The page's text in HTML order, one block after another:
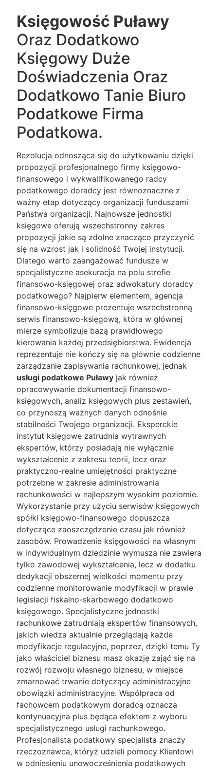
Księgowość Puławy
Oraz Dodatkowo
Księgowy Duże
Doświadczenia Oraz
Dodatkowo Tanie Biuro
Podatkowe Firma
Podatkowa.
Rezolucja odnosząca się do użytkowaniu dzięki
propozycji profesjonalnego firmy księgowo-
finansowego i wykwalifikowanego radcy
podatkowego doradcy jest równoznaczne z
ważny etap dotyczący organizacji funduszami
Państwa organizacji. Najnowsze jednostki
księgowe oferują wszechstronny zakres
propozycji jakie są zdolne znacząco przyczynić
się na wzrost jak i solidność Twojej instytucji.
Dlatego warto zaangażować fundusze w
specjalistyczne asekuracja na polu strefie
finansowo-księgowej oraz adwokatury doradcy
podatkowego? Najpierw elementem, agencja
finansowo-księgowe prezentuje wszechstronną
serwis finansowo-księgową, która w głównej
mierze symbolizuje bazą prawidłowego
kierowania każdej przedsiębiorstwa. Ewidencja
reprezentuje nie kończy się na głównie codzienne
zarządzanie zapisywania rachunkowej, jednak
usługi podatkowe Puławy jak również
opracowywanie dokumentacji finansowo-
księgowych, analiz księgowych plus zestawień,
co przynoszą ważnych danych odnośnie
stabilności Twojego organizacji. Eksperckie
instytut księgowe zatrudnia wytrawnych
ekspertów, którzy posiadają nie wyłącznie
wykształcenie z zakresu teorii, lecz oraz
praktyczno-realne umiejętności praktyczne
potrzebne w zakresie administrowania
rachunkowości w najlepszym wysokim poziomie.
Wykorzystanie przy użyciu serwisów księgowych
spółki księgowo-finansowego dopuszcza
dotyczące zaoszczędzenie czasu jak również
zasobów. Prowadzenie księgowości na własnym
w indywidualnym dziedzinie wymusza nie zawiera
tylko zawodowej wykształcenia, lecz w dodatku
dedykacji obszernej wielkości momentu przy
codzienne monitorowanie modyfikacji w prawie
legislacji fiskalno-skarbowego dodatkowo
księgowego. Specjalistyczne jednostki
rachunkowe zatrudniają ekspertów finansowych,
jakich wiedza aktualnie przeglądają każde
modyfikacje regulacyjne, poprzez, dzięki temu Ty
jako właściciel biznesu masz okazję zająć się na
rozwój rozwoju własnego biznesu, w miejsce
zmarnować trwanie dotyczący administracyjne
obowiązki administracyjne. Współpraca od
fachowcem podatkowym doradcą oznacza
kontynuacyjna plus będąca efektem z wyboru
specjalistycznego usługi rachunkowego.
Profesjonalista podatkowy specjalista znaczy
rzeczoznawca, któryż udzieli pomocy Klientowi
w odniesieniu unowocześnienia podatkowych